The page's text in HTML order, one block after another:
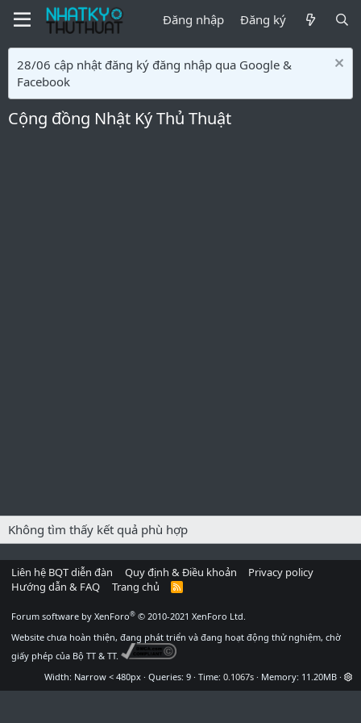
Đăng nhập Đăng ký
28/06 cập nhật đăng ký đăng nhập qua Google &
Facebook
Cộng đồng Nhật Ký Thủ Thuật
Không tìm thấy kết quả phù hợp
Liên hệ BQT diễn đàn Quy định & Điều khoản
Privacy policy
Hướng dẫn & FAQ
Trang chủ
R
Forum software by XenForo® © 2010-2021 XenForo Ltd.
Website chưa hoàn thiện, đang phát triển và đang hoạt động thử nghiệm, chờ
giấy phép của Bộ TT & TT.
Width
Queries 9 Time 0.1067s Memory 11.20MB